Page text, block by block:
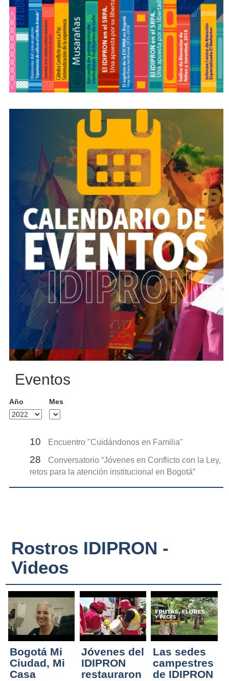
Eventos
Año Mes
10 Encuentro "Cuidándonos en Familia"
28
Conversatorio “Jóvenes en Conflicto con la Ley,
retos para la atención institucional en Bogotá”
Rostros IDIPRON -
Videos
Bogotá Mi
Ciudad, Mi
Casa
Jóvenes del
IDIPRON
restauraron
Las sedes
campestres
de IDIPRON